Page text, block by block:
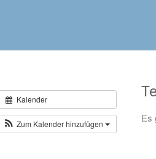
Kalender
Zum Kalender hinzufügen Es